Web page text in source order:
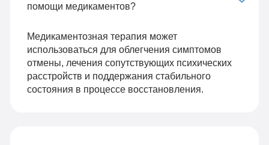
помощи медикаментов?
Медикаментозная терапия может
использоваться для облегчения симптомов
отмены, лечения сопутствующих психических
расстройств и поддержания стабильного
состояния в процессе восстановления.